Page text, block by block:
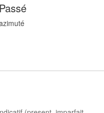
Passé
é